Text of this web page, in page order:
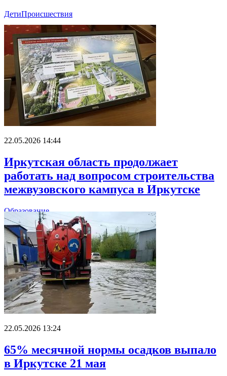
ДетиПроисшествия
22.05.2026 14:44
Иркутская область продолжает
работать над вопросом строительства
межвузовского кампуса в Иркутске
Образование
22.05.2026 13:24
65% месячной нормы осадков выпало
в Иркутске 21 мая